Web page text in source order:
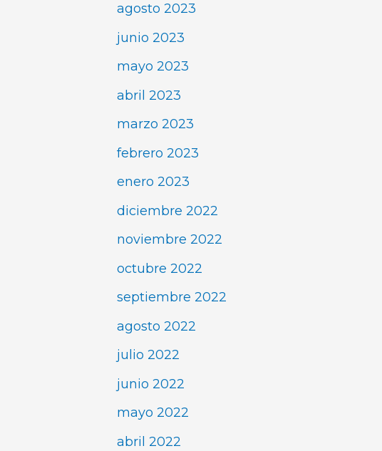
agosto 2023
junio 2023
mayo 2023
abril 2023
marzo 2023
febrero 2023
enero 2023
diciembre 2022
noviembre 2022
octubre 2022
septiembre 2022
agosto 2022
julio 2022
junio 2022
mayo 2022
abril 2022